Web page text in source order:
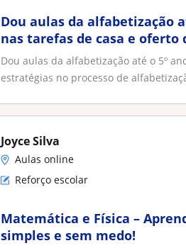
Dou aulas da alfabetização
nas tarefas de casa e
processo de alfabetização
Dou aulas da alfabetização até o 5º
estratégias no processo de
Joyce Silva
Aulas online
Reforço escolar
Matemática e Física –
simples e sem medo!